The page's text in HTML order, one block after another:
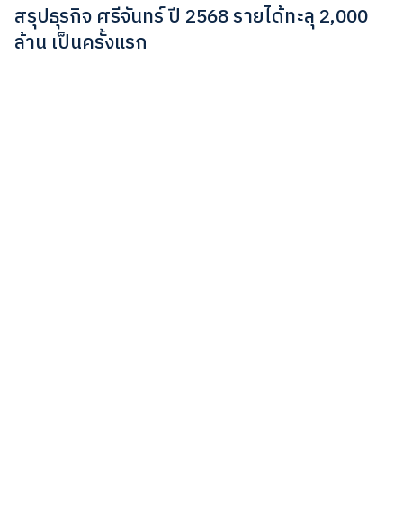
สรุปธุรกิจ ศรีจันทร์ ปี 2568 รายได้ทะลุ 2,000
ล้าน เป็นครั้งแรก